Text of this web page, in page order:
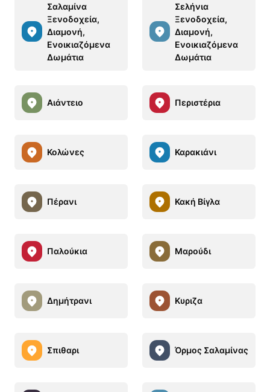
Σαλαμίνα
Ξενοδοχεία,
Διαμονή,
Ενοικιαζόμενα
Δωμάτια
Σελήνια
Ξενοδοχεία,
Διαμονή,
Ενοικιαζόμενα
Δωμάτια
Αιάντειο Περιστέρια
Κολώνες Καρακιάνι
Πέρανι Κακή Βίγλα
Παλούκια Μαρούδι
Δημήτρανι Κυριζα
Σπιθαρι Όρμος Σαλαμίνας